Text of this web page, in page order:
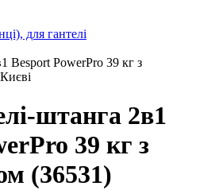
для гантелі
Besport PowerPro 39 кг з
штанга 2в1
39 кг з
(36531)